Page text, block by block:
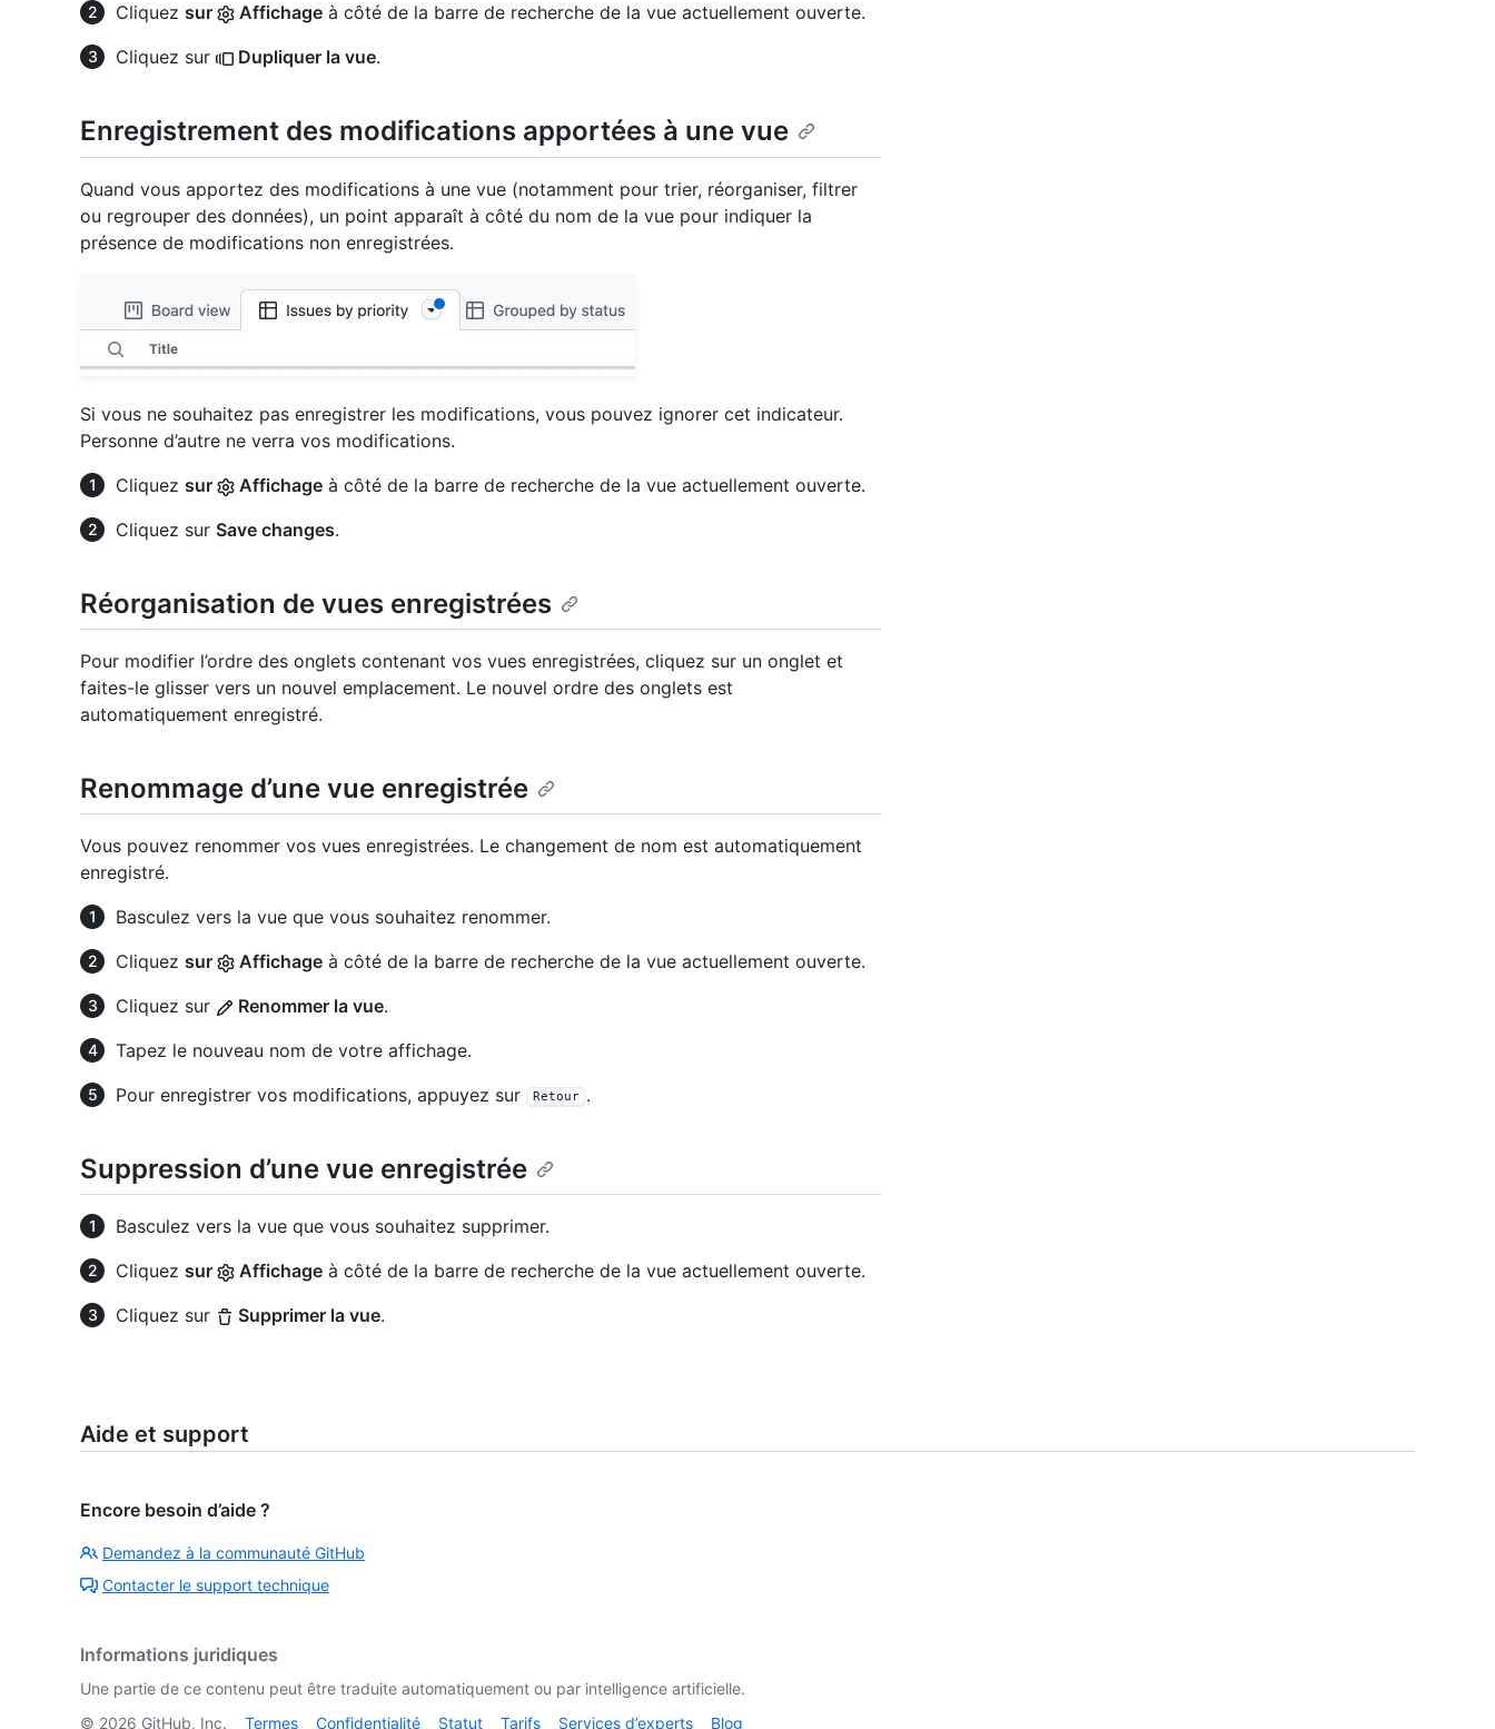
Cliquez sur Affichage à côté de la barre de recherche de la vue actuellement ouverte.
Cliquez sur
Dupliquer la vue.
Enregistrement des modifications apportées à une vue
Quand vous apportez des modifications à une vue (notamment pour trier, réorganiser, filtrer
ou regrouper des données), un point apparaît à côté du nom de la vue pour indiquer la
présence de modifications non enregistrées.
Si vous ne souhaitez pas enregistrer les modifications, vous pouvez ignorer cet indicateur.
Personne d’autre ne verra vos modifications.
Cliquez sur Affichage à côté de la barre de recherche de la vue actuellement ouverte.
Cliquez sur Save changes.
Réorganisation de vues enregistrées
Pour modifier l’ordre des onglets contenant vos vues enregistrées, cliquez sur un onglet et
faites-le glisser vers un nouvel emplacement. Le nouvel ordre des onglets est
automatiquement enregistré.
Renommage d’une vue enregistrée
Vous pouvez renommer vos vues enregistrées. Le changement de nom est automatiquement
enregistré.
Basculez vers la vue que vous souhaitez renommer.
Cliquez sur Affichage à côté de la barre de recherche de la vue actuellement ouverte.
Cliquez sur
Renommer la vue.
Tapez le nouveau nom de votre affichage.
Pour enregistrer vos modifications, appuyez sur
Retour .
Suppression d’une vue enregistrée
Basculez vers la vue que vous souhaitez supprimer.
Cliquez sur Affichage à côté de la barre de recherche de la vue actuellement ouverte.
Cliquez sur
Supprimer la vue.
Aide et support
Encore besoin d’aide ?
Demandez à la communauté GitHub
Contacter le support technique
Informations juridiques
Une partie de ce contenu peut être traduite automatiquement ou par intelligence artificielle.
© 2026 GitHub, Inc. Termes Confidentialité Statut Tarifs Services d’experts Blog